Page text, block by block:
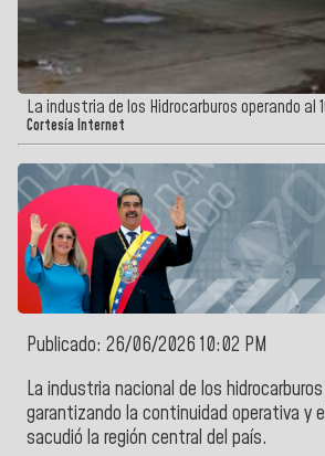
La industria de los Hidrocarburos operando al
Cortesía Internet
Publicado: 26/06/2026 10:02 PM
La industria nacional de los
garantizando la continuidad operativa y
sacudió la región central del país.